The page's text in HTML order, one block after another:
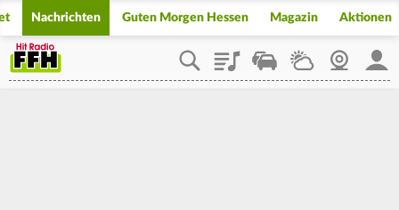
Nachrichten Guten Morgen Hessen Magazin Aktionen
PlaylistStaupilotWetterWebcam